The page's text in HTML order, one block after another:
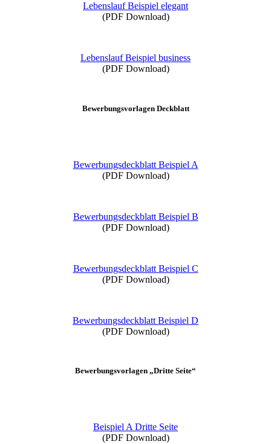
Lebenslauf Beispiel elegant
(PDF Download)
Lebenslauf Beispiel business
(PDF Download)
Bewerbungsvorlagen Deckblatt
Bewerbungsdeckblatt Beispiel A
(PDF Download)
Bewerbungsdeckblatt Beispiel B
(PDF Download)
Bewerbungsdeckblatt Beispiel C
(PDF Download)
Bewerbungsdeckblatt Beispiel D
(PDF Download)
Bewerbungsvorlagen „Dritte Seite“
Beispiel A Dritte Seite
(PDF Download)